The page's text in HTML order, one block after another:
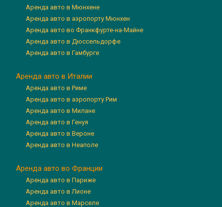
Аренда авто в Мюнхене
Аренда авто в аэропорту Мюнхен
Аренда авто во Франкфурте-на-Майне
Аренда авто в Дюссельдорфе
Аренда авто в Гамбурге
Аренда авто в Италии
Аренда авто в Риме
Аренда авто в аэропорту Рим
Аренда авто в Милане
Аренда авто в Генуя
Аренда авто в Вероне
Аренда авто в Неаполе
Аренда авто во Франции
Аренда авто в Париже
Аренда авто в Лионе
Аренда авто в Марселе